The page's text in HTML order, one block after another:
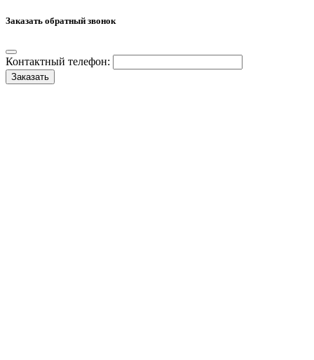
Заказать обратный звонок
Контактный телефон:
Заказать